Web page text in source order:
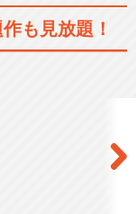
も見放題！